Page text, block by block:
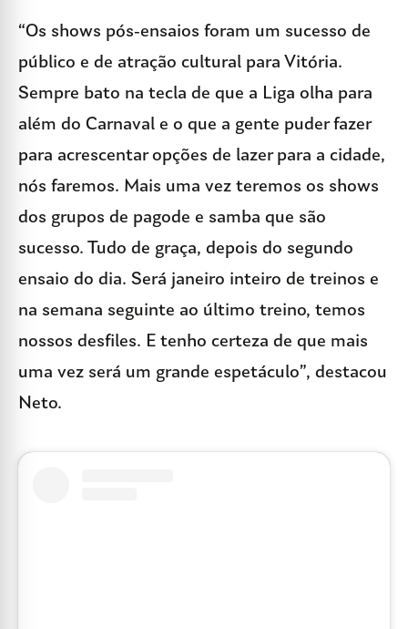
“Os shows pós-ensaios foram um sucesso de
público e de atração cultural para Vitória.
Sempre bato na tecla de que a Liga olha para
além do Carnaval e o que a gente puder fazer
para acrescentar opções de lazer para a cidade,
nós faremos. Mais uma vez teremos os shows
dos grupos de pagode e samba que são
sucesso. Tudo de graça, depois do segundo
ensaio do dia. Será janeiro inteiro de treinos e
na semana seguinte ao último treino, temos
nossos desfiles. E tenho certeza de que mais
uma vez será um grande espetáculo”, destacou
Neto.